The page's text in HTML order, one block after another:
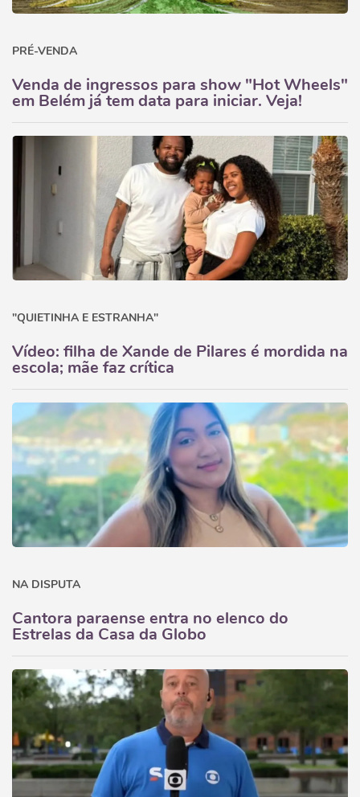
PRÉ-VENDA
Venda de ingressos para show "Hot Wheels"
em Belém já tem data para iniciar. Veja!
"QUIETINHA E ESTRANHA"
Vídeo: filha de Xande de Pilares é mordida na
escola; mãe faz crítica
NA DISPUTA
Cantora paraense entra no elenco do
Estrelas da Casa da Globo